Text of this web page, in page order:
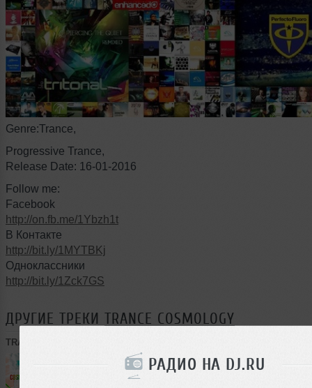
РАДИО НА DJ.RU
Genre:Trance,
Progressive Trance,
Release Date: 16-01-2016
Follow me:
Facebook
http://on.fb.me/1Ybzh1t
В Контакте
http://bit.ly/1MYTBKj
Одноклассники
http://bit.ly/1Zck7GS
ДРУГИЕ ТРЕКИ TRANCE COSMOLOGY
TRANCE COSMOLOGY
322 раза